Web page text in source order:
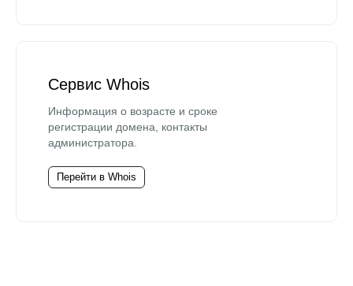
Сервис Whois
Информация о возрасте и сроке
регистрации домена, контакты
администратора.
Перейти в Whois